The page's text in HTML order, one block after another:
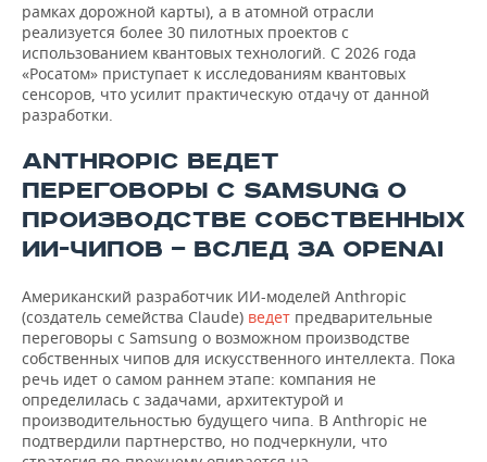
рамках дорожной карты), а в атомной отрасли
реализуется более 30 пилотных проектов с
использованием квантовых технологий. С 2026 года
«Росатом» приступает к исследованиям квантовых
сенсоров, что усилит практическую отдачу от данной
разработки.
ANTHROPIC ВЕДЕТ
ПЕРЕГОВОРЫ С SAMSUNG О
ПРОИЗВОДСТВЕ СОБСТВЕННЫХ
ИИ-ЧИПОВ — ВСЛЕД ЗА OPENAI
Американский разработчик ИИ-моделей Anthropic
(создатель семейства Claude) ведет предварительные
переговоры с Samsung о возможном производстве
собственных чипов для искусственного интеллекта. Пока
речь идет о самом раннем этапе: компания не
определилась с задачами, архитектурой и
производительностью будущего чипа. В Anthropic не
подтвердили партнерство, но подчеркнули, что